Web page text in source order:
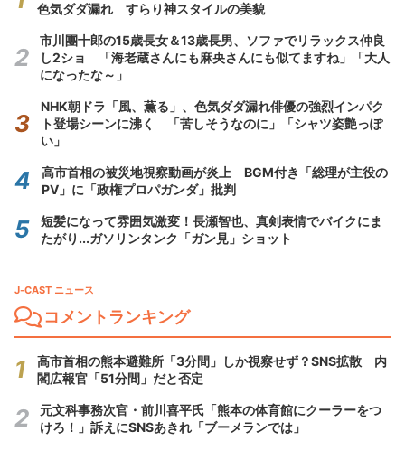
色気ダダ漏れ すらり神スタイルの美貌
市川團十郎の15歳長女＆13歳長男、ソファでリラックス仲良
し2ショ 「海老蔵さんにも麻央さんにも似てますね」「大人
になったな～」
NHK朝ドラ「風、薫る」、色気ダダ漏れ俳優の強烈インパク
ト登場シーンに沸く 「苦しそうなのに」「シャツ姿艶っぽ
い」
高市首相の被災地視察動画が炎上 BGM付き「総理が主役の
PV」に「政権プロパガンダ」批判
短髪になって雰囲気激変！長瀬智也、真剣表情でバイクにま
たがり...ガソリンタンク「ガン見」ショット
J-CAST ニュース
コメントランキング
高市首相の熊本避難所「3分間」しか視察せず？SNS拡散 内
閣広報官「51分間」だと否定
元文科事務次官・前川喜平氏「熊本の体育館にクーラーをつ
けろ！」訴えにSNSあきれ「ブーメランでは」